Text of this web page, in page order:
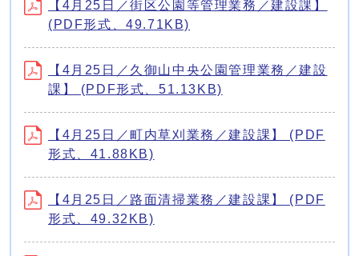
【4月25日／街区公園等管理業務／建設課】
(PDF形式、49.71KB)
【4月25日／久御山中央公園管理業務／建設
課】 (PDF形式、51.13KB)
【4月25日／町内草刈業務／建設課】 (PDF
形式、41.88KB)
【4月25日／路面清掃業務／建設課】 (PDF
形式、49.32KB)